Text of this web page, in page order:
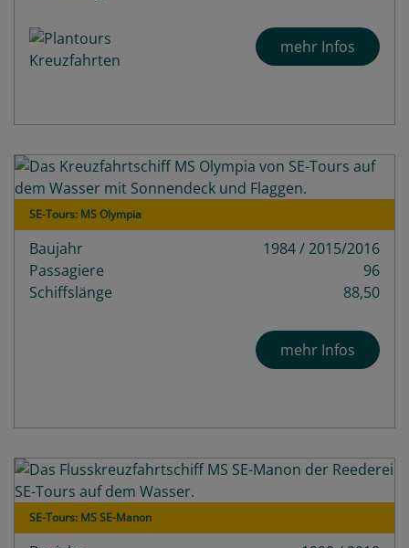
mehr Infos
SE-Tours: MS Olympia
Baujahr
1984 / 2015/2016
Passagiere
96
Schiffslänge
88,50
mehr Infos
SE-Tours: MS SE-Manon